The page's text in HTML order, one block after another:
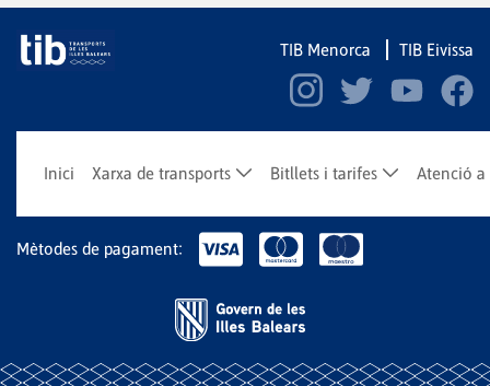
TIB Menorca TIB Eivissa
Inici Xarxa de transports Bitllets i tarifes Atenció a
Mètodes de pagament: